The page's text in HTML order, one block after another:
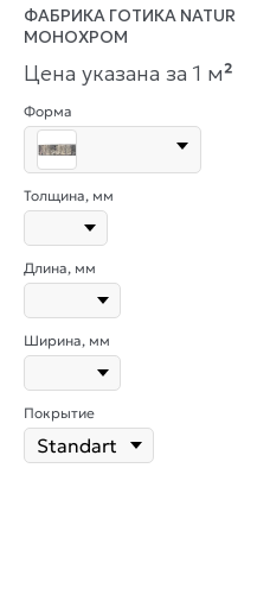
ФАБРИКА ГОТИКА NATUR
МОНОХРОМ
Цена указана за 1 м²
Форма
Толщина, мм
Длина, мм
Ширина, мм
Покрытие